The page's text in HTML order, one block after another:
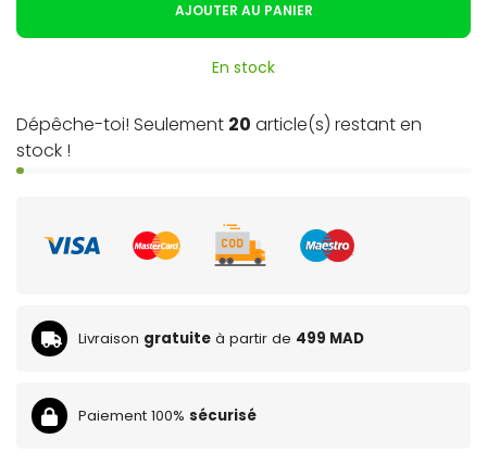
AJOUTER AU PANIER
En stock
Dépêche-toi! Seulement 20 article(s) restant en
stock !
Livraison gratuite à partir de 499 MAD
Paiement 100% sécurisé